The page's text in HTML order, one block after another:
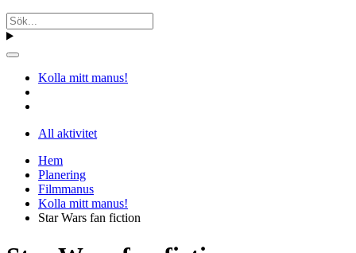
Kolla mitt manus!
All aktivitet
Hem
Planering
Filmmanus
Kolla mitt manus!
Star Wars fan fiction